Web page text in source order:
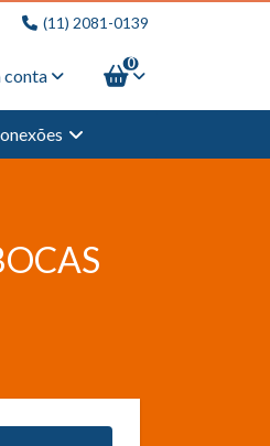
(11) 2081-0139
conta
0